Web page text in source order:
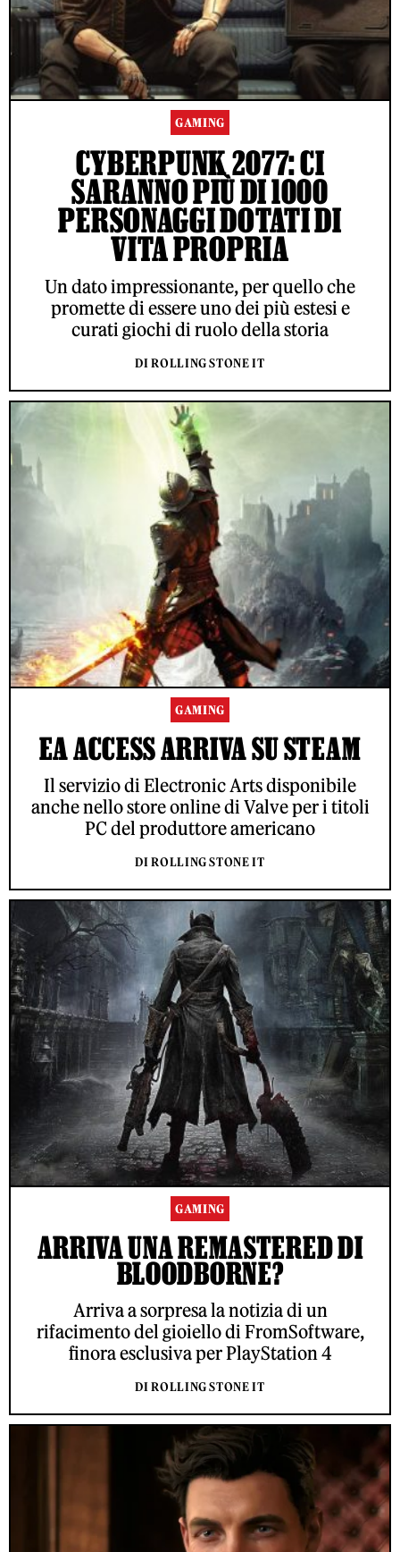
GAMING
CYBERPUNK 2077: CI
SARANNO PIÙ DI 1000
PERSONAGGI DOTATI DI
VITA PROPRIA
Un dato impressionante, per quello che
promette di essere uno dei più estesi e
curati giochi di ruolo della storia
DI ROLLING STONE IT
GAMING
EA ACCESS ARRIVA SU STEAM
Il servizio di Electronic Arts disponibile
anche nello store online di Valve per i titoli
PC del produttore americano
DI ROLLING STONE IT
GAMING
ARRIVA UNA REMASTERED DI
BLOODBORNE?
Arriva a sorpresa la notizia di un
rifacimento del gioiello di FromSoftware,
finora esclusiva per PlayStation 4
DI ROLLING STONE IT